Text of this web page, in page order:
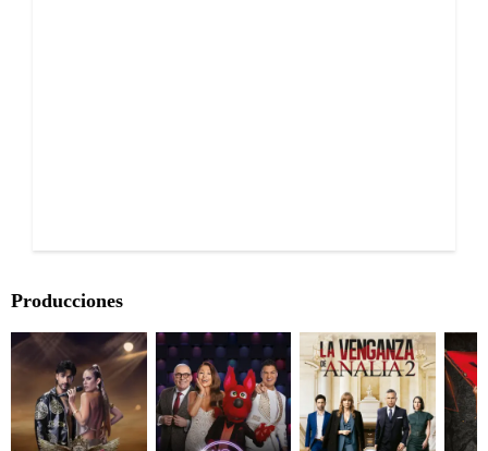
Producciones